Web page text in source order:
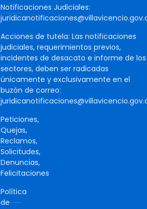
Notificaciones Judiciales:
Acciones de tutela: Las notificaciones
judiciales, requerimientos previos,
incidentes de desacato e informe de los
sectores, deben ser radicadas
únicamente y exclusivamente en el
buzón de correo:
Peticiones,
Quejas,
Reclamos,
Solicitudes,
Denuncias,
Felicitaciones
Política
de